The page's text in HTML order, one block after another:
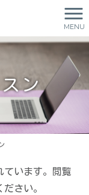
MENU
ン
ています。閲覧
さい。